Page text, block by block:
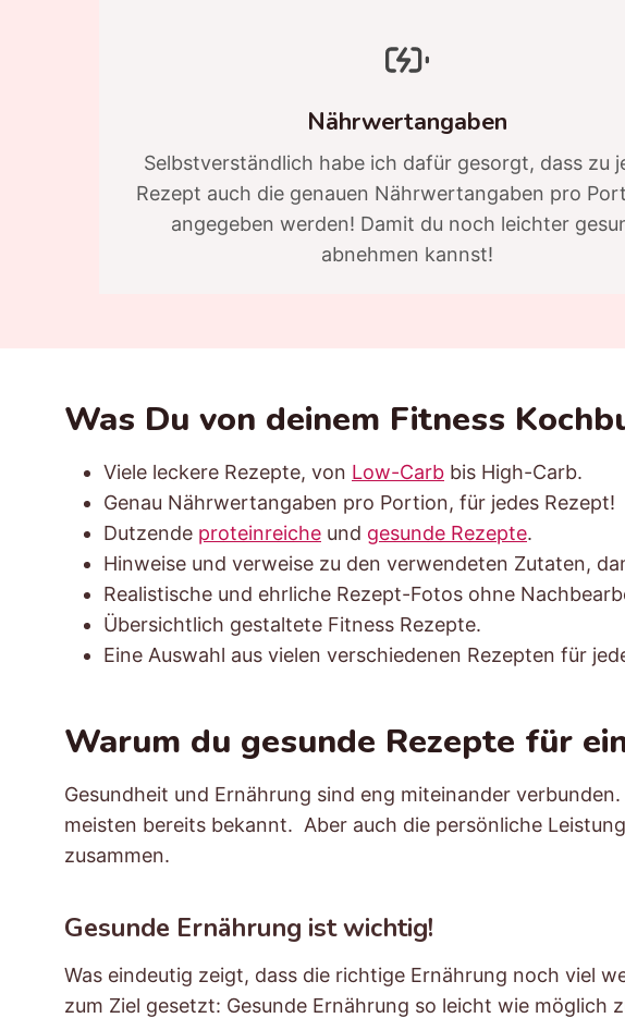
Nährwertangaben
Selbstverständlich habe ich dafür gesorgt, dass zu
Rezept auch die genauen Nährwertangaben pro
angegeben werden! Damit du noch leichter
abnehmen kannst!
Was Du von deinem Fitness
Viele leckere Rezepte, von Low-Carb bis High-Carb.
Genau Nährwertangaben pro Portion, für jedes Rezept!
Dutzende proteinreiche und gesunde Rezepte.
Hinweise und verweise zu den verwendeten Zutaten,
Realistische und ehrliche Rezept-Fotos ohne
Übersichtlich gestaltete Fitness Rezepte.
Eine Auswahl aus vielen verschiedenen Rezepten für
Warum du gesunde Rezepte für
Gesundheit und Ernährung sind eng miteinander
meisten bereits bekannt. Aber auch die persönliche
zusammen.
Gesunde Ernährung ist wichtig!
Was eindeutig zeigt, dass die richtige Ernährung noch viel
zum Ziel gesetzt: Gesunde Ernährung so leicht wie